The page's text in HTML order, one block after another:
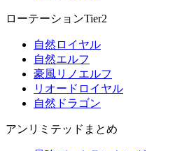
ローテーションTier2
自然ロイヤル
自然エルフ
豪風リノエルフ
リオードロイヤル
自然ドラゴン
アンリミテッドまとめ